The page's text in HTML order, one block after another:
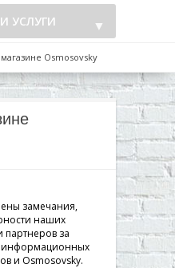
УСЛУГИ ▼
▼
Osmosovsky
замечания,
наших
партнеров за
информационных
и Osmosovsky.